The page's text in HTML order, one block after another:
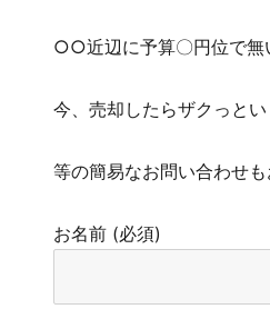
○○近辺に予算〇円位で無
今、売却したらザクっと
等の簡易なお問い合わせも
お名前 (必須)